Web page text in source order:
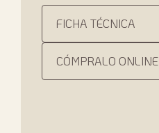
FICHA TÉCNICA
CÓMPRALO ONLINE